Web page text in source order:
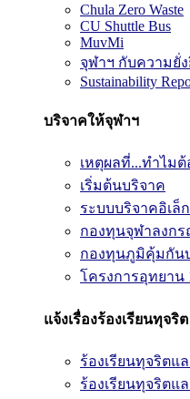
Chula Zero Waste
CU Shuttle Bus
MuvMi
จุฬาฯ กับความยั่
Sustainability
บริจาคให้จุฬาฯ
เหตุผลที่...ทำไม
เริ่มต้นบริจาค
ระบบบริจาคอิเล็
กองทุนจุฬาลงก
กองทุนภูมิคุ้มกัน
โครงการอุทยาน
แจ้งเรื่องร้องเรียนทุจริต
ร้องเรียนทุจริตแ
ร้องเรียนทุจริตแ